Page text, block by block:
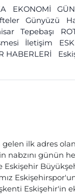
EKONOMİ
Günyüzü
Tepebaşı
İletişim
HABERLERİ
ilk adres
nabzını günün
Eskişehir
Eskişehir'in